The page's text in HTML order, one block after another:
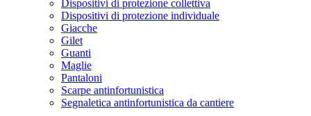
Dispositivi di protezione collettiva
Dispositivi di protezione individuale
Giacche
Gilet
Guanti
Maglie
Pantaloni
Scarpe antinfortunistica
Segnaletica antinfortunistica da cantiere